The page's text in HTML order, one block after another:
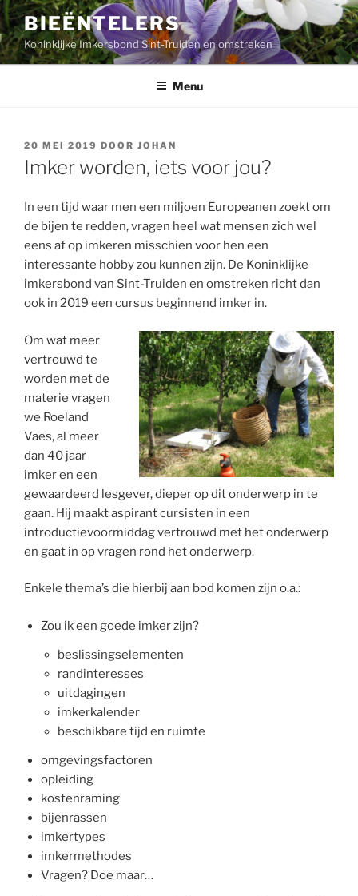
Ga
naar
de
inhoud
BIEËNTELERS
Koninklijke Imkersbond Sint-Truiden en omstreken
Menu
GEPLAATST
OP
20 MEI 2019 DOOR JOHAN
Imker worden, iets voor jou?
In een tijd waar men een miljoen Europeanen zoekt om
de bijen te redden, vragen heel wat mensen zich wel
eens af op imkeren misschien voor hen een
interessante hobby zou kunnen zijn. De Koninklijke
imkersbond van Sint-Truiden en omstreken richt dan
ook in 2019 een cursus beginnend imker in.
Om wat meer
vertrouwd te
worden met de
materie vragen
we Roeland
Vaes, al meer
dan 40 jaar
imker en een
gewaardeerd lesgever, dieper op dit onderwerp in te
gaan. Hij maakt aspirant cursisten in een
introductievoormiddag vertrouwd met het onderwerp
en gaat in op vragen rond het onderwerp.
Enkele thema’s die hierbij aan bod komen zijn o.a.:
Zou ik een goede imker zijn?
beslissingselementen
randinteresses
uitdagingen
imkerkalender
beschikbare tijd en ruimte
omgevingsfactoren
opleiding
kostenraming
bijenrassen
imkertypes
imkermethodes
Vragen? Doe maar…